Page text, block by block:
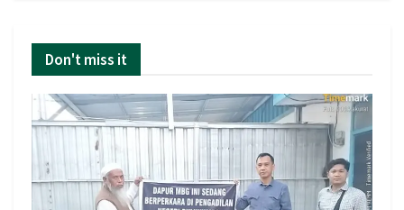
Don't miss it